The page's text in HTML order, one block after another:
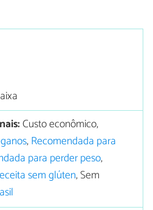
Custo econômico,
,Recomendada para
para perder peso,
sem glúten, Sem